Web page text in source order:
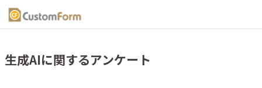
生成AIに関するアンケート